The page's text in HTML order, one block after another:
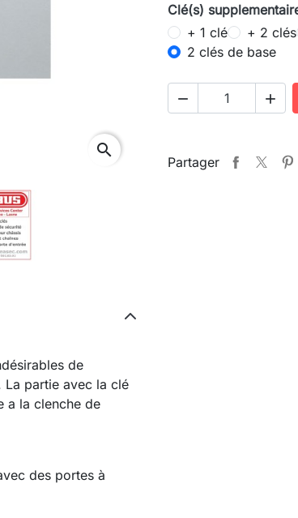
search
Clé(s)
+ 1 clé
+ 2 clés
2 clés de base
 
Partager
de
La partie avec la clé
a la clenche de
des portes à